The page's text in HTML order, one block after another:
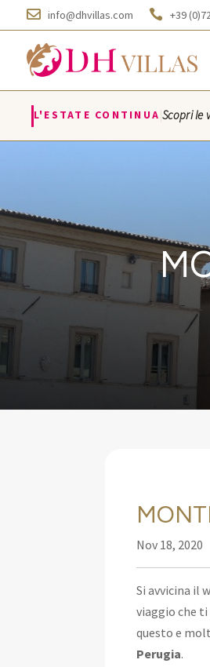
 info@dhvillas.com  +39
L'ESTATE CONTINUA |Scopri le
Villa Azzurra ·
Nov 18, 2020
Si avvicina il
viaggio che
questo e
Perugia.